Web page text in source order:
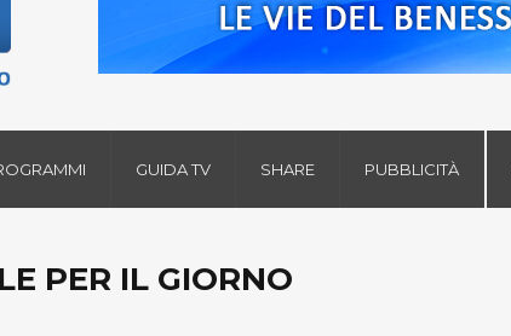
GUIDA TV SHARE PUBBLICITÀ
PER IL GIORNO